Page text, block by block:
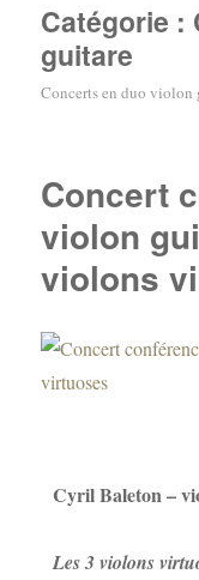
Catégorie :
guitare
Concerts en duo violon
Concert
violon
violons
Cyril Baleton –
Les 3 violons